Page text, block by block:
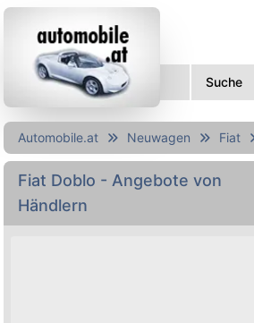
Suche
Automobile.at Neuwagen Fiat
Fiat Doblo - Angebote von
Händlern